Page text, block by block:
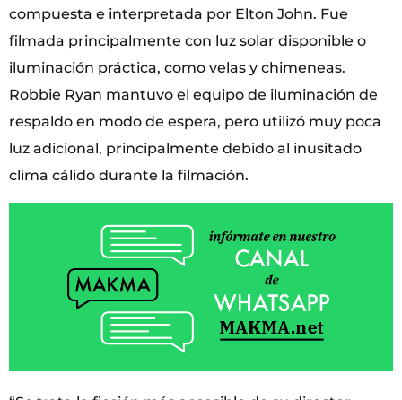
compuesta e interpretada por Elton John. Fue
filmada principalmente con luz solar disponible o
iluminación práctica, como velas y chimeneas.
Robbie Ryan mantuvo el equipo de iluminación de
respaldo en modo de espera, pero utilizó muy poca
luz adicional, principalmente debido al inusitado
clima cálido durante la filmación.